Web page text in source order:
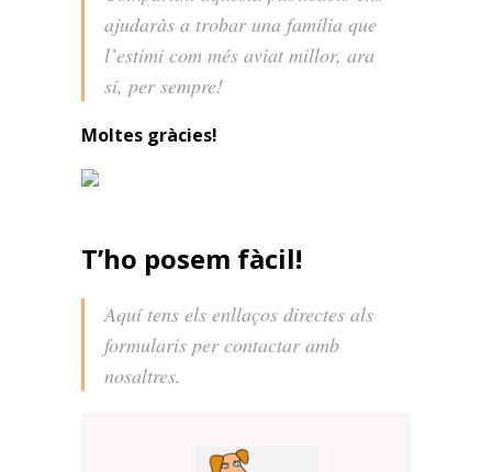
ajudaràs a trobar una família que
l’estimi com més aviat millor, ara
sí, per sempre!
Moltes gràcies!
T’ho posem fàcil!
Aquí tens els enllaços directes als
formularis per contactar amb
nosaltres.